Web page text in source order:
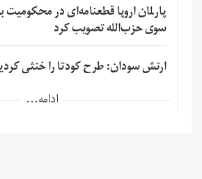
پارلمان اروپا قطعنامه‌ای در محکومیت
سوی حزب‌الله تصویب کرد
ارتش سودان: طرح کودتا را خنثی
ادامه...